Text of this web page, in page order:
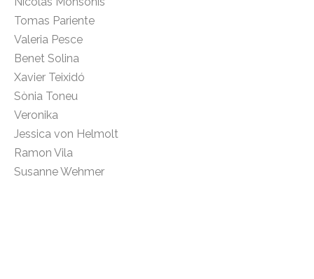
Tomas Pariente
Valeria Pesce
Benet Solina
Xavier Teixidó
Sònia Toneu
Veronika
Jessica von Helmolt
Ramon Vila
Susanne Wehmer